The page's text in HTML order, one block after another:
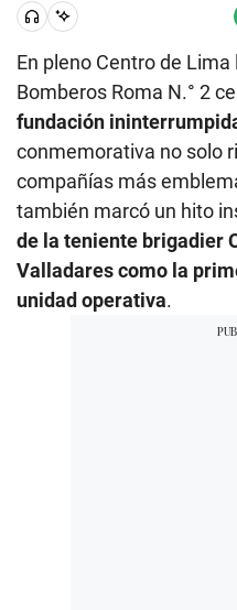
En pleno Centro de
Bomberos Roma N.° 2
fundación
conmemorativa no solo
compañías más
también marcó un hito
de la teniente brigadier
Valladares como la
unidad operativa.